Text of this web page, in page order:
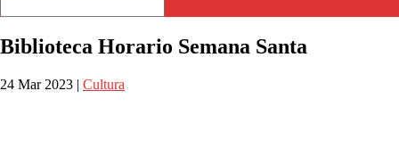
Biblioteca Horario Semana Santa
24 Mar 2023 | Cultura